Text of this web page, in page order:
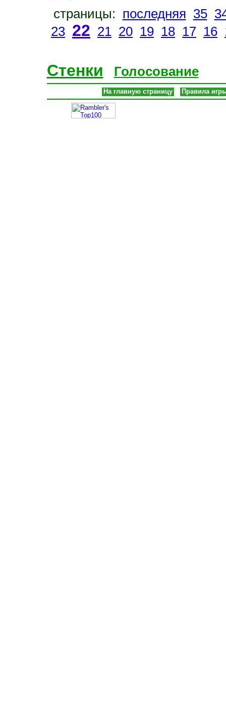
страницы: последняя 35
23 22 21 20 19 18 17 16
Стенки Голосование
На главную страницу Правила